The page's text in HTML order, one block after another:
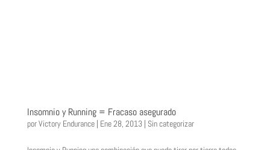
Insomnio y Running = Fracaso asegurado
porVictory Endurance| Ene 28, 2013| Sin categorizar